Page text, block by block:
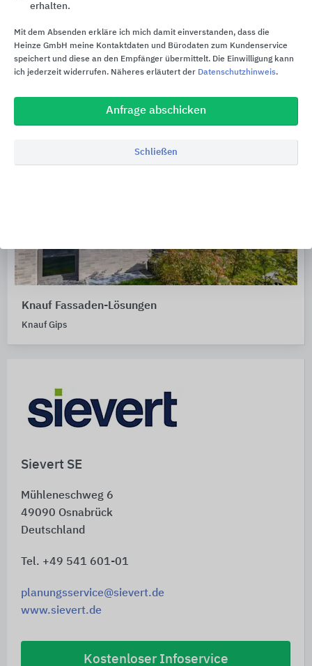
Sievert SE
Mühleneschweg 6
49090 Osnabrück
Deutschland
Tel. +49 541 601-01
planungsservice@sievert.de
www.sievert.de
Kostenloser Infoservice
Knauf Fassaden-Lösungen
Knauf Gips
erhalten.
Mit dem Absenden erkläre ich mich damit einverstanden, dass die
Heinze GmbH meine Kontaktdaten und Bürodaten zum Kundenservice
speichert und diese an den Empfänger übermittelt. Die Einwilligung kann
ich jederzeit widerrufen. Näheres erläutert der Datenschutzhinweis.
Anfrage abschicken
Schließen